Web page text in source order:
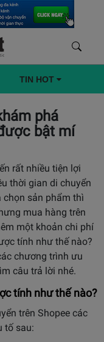
TIN HOT
phá
bật mí
rất nhiều tiện lợi
thời gian di chuyển
sản phẩm thì
mua hàng trên
một khoản chi phí
tính như thế nào?
chương trình ưu
câu trả lời nhé.
tính như thế nào?
trên Shopee các
tố sau: